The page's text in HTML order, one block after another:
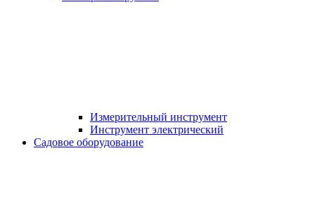
Измерительный инструмент
Инструмент электрический
Садовое оборудование